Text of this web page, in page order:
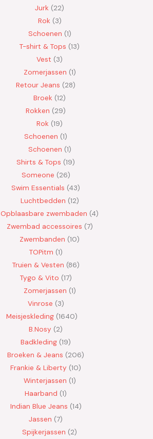
Jurk 22
Rok 3
Schoenen 1
T-shirt & Tops 13
Vest
3
Zomerjassen 1
Retour Jeans
28
Broek 12
Rokken
29
Rok 19
Schoenen 1
Schoenen 1
Shirts & Tops 19
Someone 26
Swim Essentials 43
Luchtbedden 12
Opblaasbare zwembaden 4
Zwembad accessoires 7
Zwembanden 10
TOPitm 1
Truien & Vesten 86
Tygo & Vito 17
Zomerjassen 1
Vinrose 3
Meisjeskleding 1640
B.Nosy
2
Badkleding 19
Broeken & Jeans
206
Frankie & Liberty 10
Winterjassen 1
Haarband 1
Indian Blue Jeans 14
Jassen 7
Spijkerjassen
2